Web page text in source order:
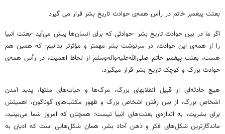
بعثت پیغمبر خاتم در رأس همه‌ی حوادث تاریخ بشر قرار می گیرد
اگر ما در بین حوادث تاریخ بشر -حوادثی که برای انسان‌ها پیش می‌آید -بعثت انبیا
را از همه‌ی این حوادث، در سرنوشت بشر مهمتر و مؤثرتر بدانیم- که همین هم
هست، بعثت پیغمبر خاتم صلی‌الله‌علیه‌وآله‌وسلم از لحاظ اهمیت، در رأس همه‌ی
حوادث بزرگ و کوچک تاریخ بشر قرار میگیرد.
هیچ حادثه‌ای از قبیل انقلابهای بزرگ، مرگ‌ها و حیات‌های ملتها، پدید آمدن
اشخاص بزرگ، از بین رفتن اشخاص بزرگ و ظهور مکتب‌های گوناگون، اهمیتش
برای بشریت، به اندازه‌ی بعثت‌های انبیا نیست؛ همچنان که امروز شما می‌بینید،
ماندگارترین شکل‌های فکر و ذهن آحاد بشر، همان شکل‌هایی است که ادیان به